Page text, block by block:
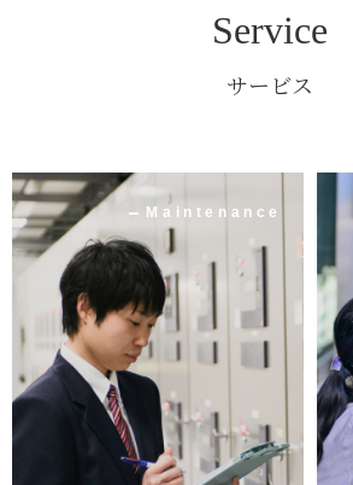
Service
サービス
Maintenance